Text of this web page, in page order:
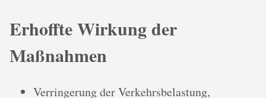
Erhoffte Wirkung der
Maßnahmen
Verringerung der Verkehrsbelastung,